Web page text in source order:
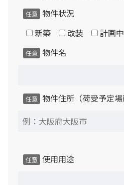
任意
物件状況
新築
改装 計画中
任意 物件名
任意 物件住所（荷受予定場
任意 使用用途